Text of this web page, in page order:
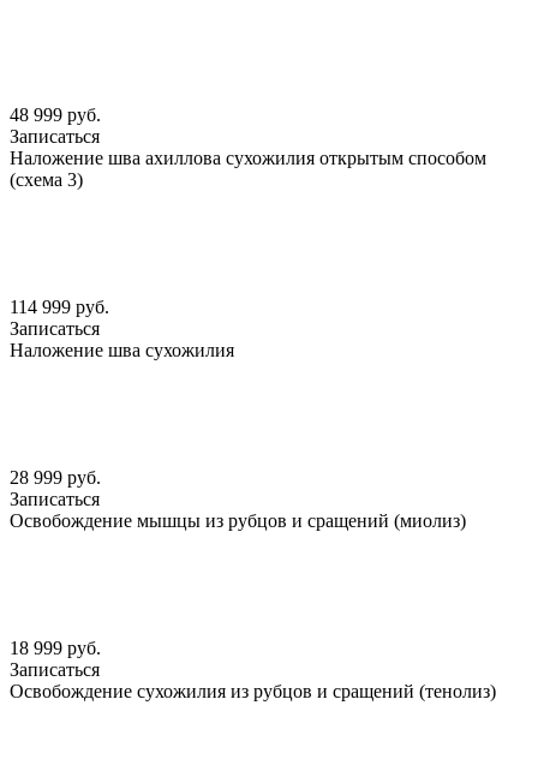
48 999 руб.
Записаться
Наложение шва ахиллова сухожилия открытым способом
(схема 3)
114 999 руб.
Записаться
Наложение шва сухожилия
28 999 руб.
Записаться
Освобождение мышцы из рубцов и сращений (миолиз)
18 999 руб.
Записаться
Освобождение сухожилия из рубцов и сращений (тенолиз)